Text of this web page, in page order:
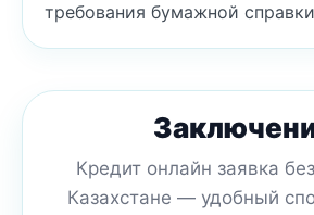
требования бумажной
Кредит онлайн заявка
Казахстане — удобный